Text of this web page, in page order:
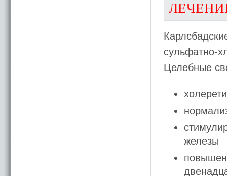
сульфатно-
Целебные
железы